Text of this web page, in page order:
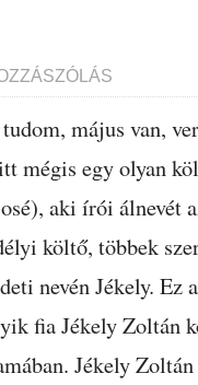
május van,
mégis egy olyan
aki írói álnevét
költő, többek
nevén Jékely.
fia Jékely Zoltán
Jékely